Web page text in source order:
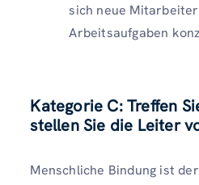
sich neue
Arbeitsaufgaben
Kategorie C: Treffen
stellen Sie die Leiter
Menschliche Bindung ist